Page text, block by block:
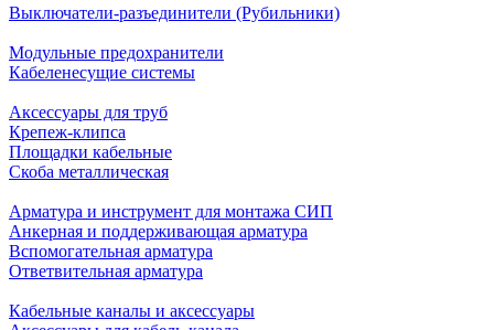
Выключатели-разъединители (Рубильники)
Модульные предохранители
Кабеленесущие системы
Аксессуары для труб
Крепеж-клипса
Площадки кабельные
Скоба металлическая
Арматура и инструмент для монтажа СИП
Анкерная и поддерживающая арматура
Вспомогательная арматура
Ответвительная арматура
Кабельные каналы и аксессуары